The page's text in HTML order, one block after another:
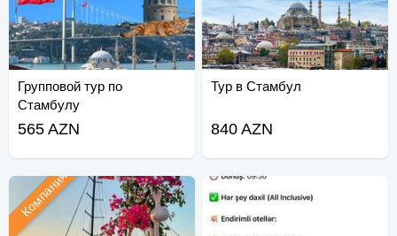
Групповой тур по
Стамбулу
565 AZN
Тур в Стамбул
840 AZN
Компания